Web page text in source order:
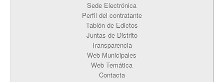
Sede Electrónica
Perfil del contratante
Tablón de Edictos
Juntas de Distrito
Transparencia
Web Municipales
Web Temática
Contacta